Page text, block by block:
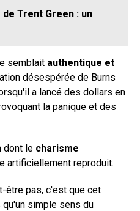
Trent Green : un
semblait authentique et
désespérée de Burns
a lancé des dollars en
la panique et des
dont le charisme
artificiellement reproduit.
être pas, c'est que cet
simple sens du